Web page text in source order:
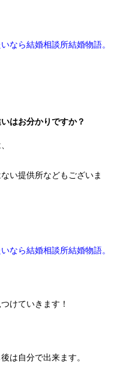
なら結婚相談所結婚物語。
はお分かりですか？
い提供所などもございま
なら結婚相談所結婚物語。
けていきます！
は自分で出来ます。